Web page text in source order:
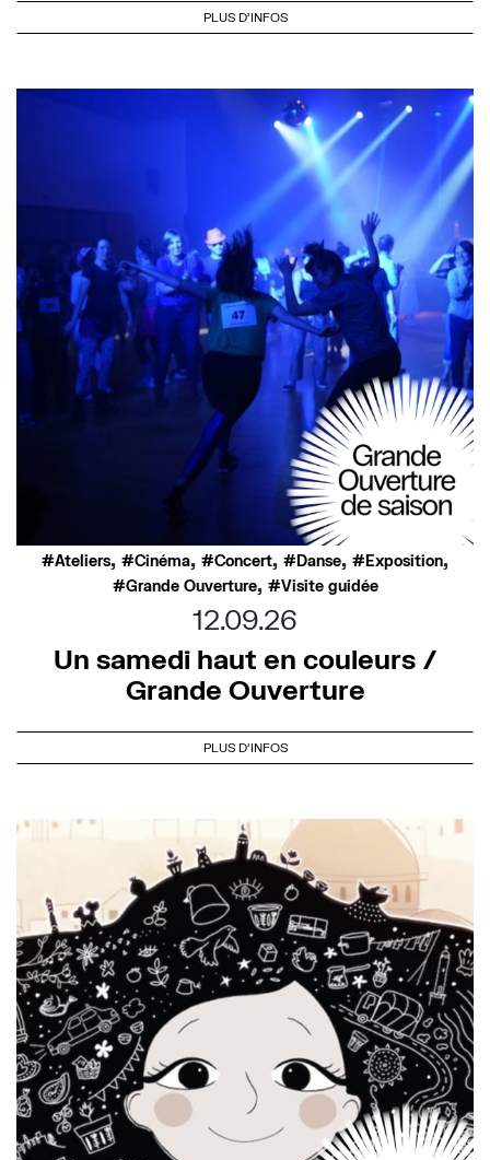
PLUS D'INFOS
Ateliers, Cinéma, Concert, Danse, Exposition,
Grande Ouverture, Visite guidée
12.09.26
Un samedi haut en couleurs /
Grande Ouverture
PLUS D'INFOS